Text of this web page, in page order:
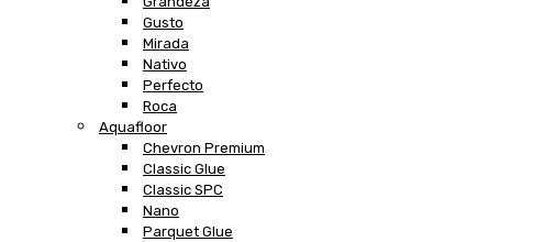
Gusto
Mirada
Nativo
Perfecto
Roca
Aquafloor
Chevron Premium
Classic Glue
Classic SPC
Nano
Parquet Glue